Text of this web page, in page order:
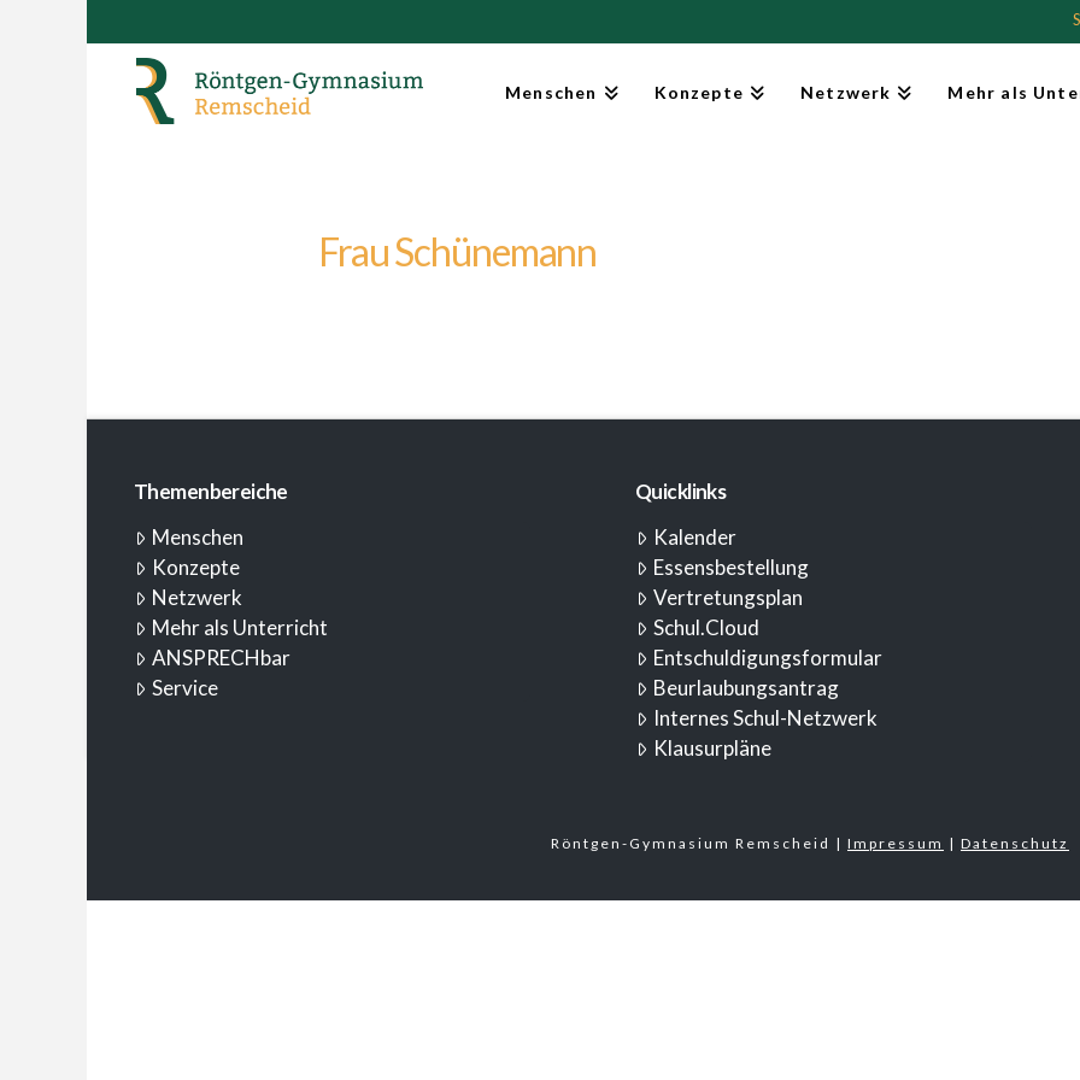
Menschen Konzepte Netzwerk Mehr als
Frau Schünemann
Themenbereiche
Menschen
Konzepte
Netzwerk
Mehr als Unterricht
ANSPRECHbar
Service
Quicklinks
Kalender
Essensbestellung
Vertretungsplan
Schul.Cloud
Entschuldigungsformular
Beurlaubungsantrag
Internes Schul-Netzwerk
Klausurpläne
Röntgen-Gymnasium Remscheid | Impressum | Datenschutz